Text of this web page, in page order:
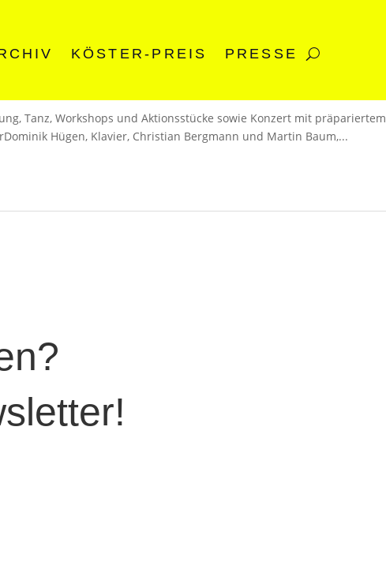
KÖSTER-PREIS PRESSE
Tanz, Workshops und Aktionsstücke sowie Konzert mit präpariertem
Hügen, Klavier, Christian Bergmann und Martin Baum,...